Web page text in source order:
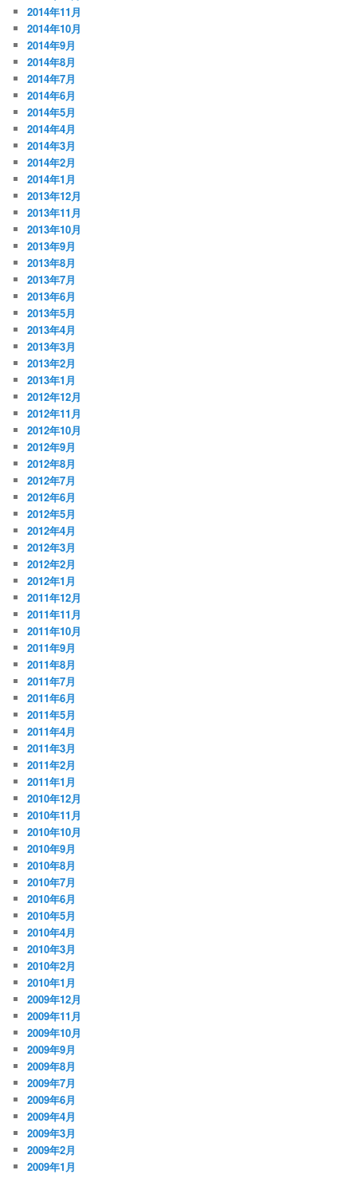
2014年11月
2014年10月
2014年9月
2014年8月
2014年7月
2014年6月
2014年5月
2014年4月
2014年3月
2014年2月
2014年1月
2013年12月
2013年11月
2013年10月
2013年9月
2013年8月
2013年7月
2013年6月
2013年5月
2013年4月
2013年3月
2013年2月
2013年1月
2012年12月
2012年11月
2012年10月
2012年9月
2012年8月
2012年7月
2012年6月
2012年5月
2012年4月
2012年3月
2012年2月
2012年1月
2011年12月
2011年11月
2011年10月
2011年9月
2011年8月
2011年7月
2011年6月
2011年5月
2011年4月
2011年3月
2011年2月
2011年1月
2010年12月
2010年11月
2010年10月
2010年9月
2010年8月
2010年7月
2010年6月
2010年5月
2010年4月
2010年3月
2010年2月
2010年1月
2009年12月
2009年11月
2009年10月
2009年9月
2009年8月
2009年7月
2009年6月
2009年4月
2009年3月
2009年2月
2009年1月